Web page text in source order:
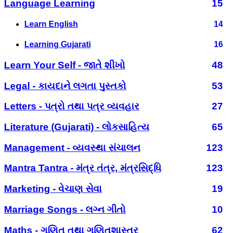
Language Learning
15
Learn English 14
Learning Gujarati 16
Learn Your Self - જાતે શીખો
48
Legal - કાયદાને લગતા પુસ્તકો
53
Letters - પત્રો તથા પત્ર વ્યવહાર
27
Literature (Gujarati) - લોકસાહિત્ય
65
Management - વ્યવસ્થા સંચાલન
123
Mantra Tantra - મંત્ર તંત્ર, મંત્રસિદ્ધિ
123
Marketing - વેચાણ સેવા
19
Marriage Songs - લગ્ન ગીતો
10
Maths - ગણિત તથા ગણિતશાસ્ત્ર
62